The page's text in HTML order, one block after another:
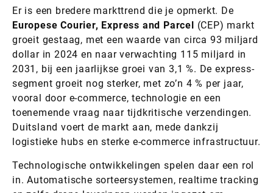
Er is een bredere markttrend die je opmerkt. De
Europese Courier, Express and Parcel (CEP) markt
groeit gestaag, met een waarde van circa 93 miljard
dollar in 2024 en naar verwachting 115 miljard in
2031, bij een jaarlijkse groei van 3,1 %. De express-
segment groeit nog sterker, met zo’n 4 % per jaar,
vooral door e-commerce, technologie en een
toenemende vraag naar tijdkritische verzendingen.
Duitsland voert de markt aan, mede dankzij
logistieke hubs en sterke e-commerce infrastructuur.
Technologische ontwikkelingen spelen daar een rol
in. Automatische sorteersystemen, realtime tracking